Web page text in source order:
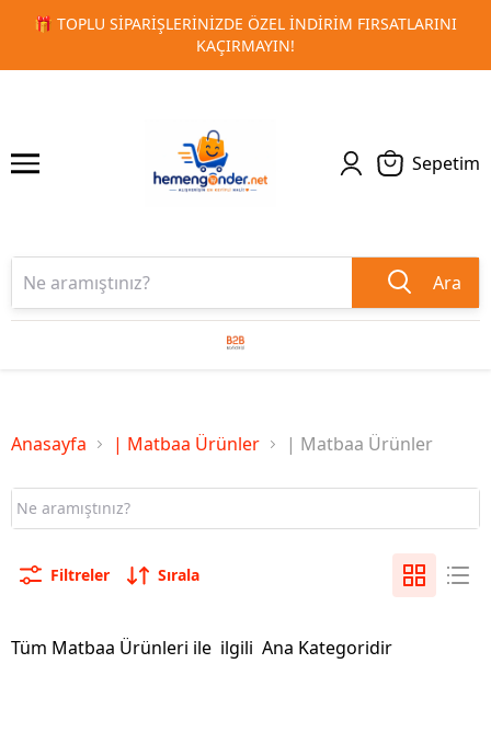
ÖZEL İNDIRIM FIRSATLARINI
🚀 KURUMSAL
1 2
Sepetim
Ara
Anasayfa | Matbaa Ürünler | Matbaa Ürünler
Filtreler Sırala
Tüm Matbaa Ürünleri ile ilgili Ana Kategoridir